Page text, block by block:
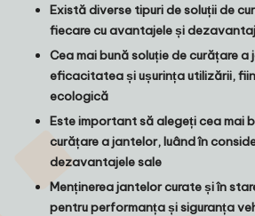
Există diverse tipuri de soluții de
fiecare cu avantajele și
Cea mai bună soluție de curățare
eficacitatea și ușurința utilizării,
ecologică
Este important să alegeți cea mai
curățare a jantelor, luând în
dezavantajele sale
Menținerea jantelor curate și în
pentru performanța și siguranța